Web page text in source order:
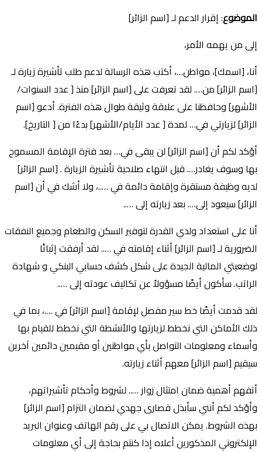
الموضوع: إقرار الدعم لـ [اسم الزائر]
إلى من يهمه الأمر،
أنا، [اسمك]، مواطن…، أكتب هذه الرسالة لدعم طلب تأشيرة زيارة لـ
[اسم الزائر] من…. لقد تعرفت على [اسم الزائر] منذ [ عدد السنوات/
الأشهر] وحافظنا على علاقة وثيقة طوال هذه الفترة. أدعو [اسم
الزائر] لزيارتي في… لمدة [ عدد الأيام/الأشهر] بدءًا من [ التاريخ].
أؤكد لكم أن [اسم الزائر] لن يبقى في… بعد فترة الإقامة المسموح
بها وسوف يغادر…. قبل انتهاء صلاحية تأشيرة الزيارة . [اسم الزائر]
لديه وظيفة مستقرة وإقامة دائمة في …..، ولا أشك في أن [اسم
الزائر] سيعود إلى…. بعد زيارته إلى …..
أنا على استعداد ولدي القدرة لتوفير السكن والطعام وجميع النفقات
الضرورية لـ [اسم الزائر] أثناء إقامته في ….. لقد أرفقت إثباتًا
لوضعيتي المالية الجيدة على شكل كشف حسابي البنكي و شهادة
الراتب. سأكون أيضًا مسؤولاً عن تكاليف عودته إلى …..
لقد قدمت أيضًا خط سير مفصل لإقامة [اسم الزائر] في ….، بما في
ذلك الأماكن التي نخطط لزيارتها والأنشطة التي نخطط للقيام بها
وأسماء ومعلومات التواصل بأي مواطنين أو مقيمين دائمين آخرين
سيقيم [اسم الزائر] معهم أثناء زيارته.
أتفهم أهمية ضمان امتثال زوار ….. لشروط وأحكام تأشيراتهم،
وأؤكد لكم أنني سأبذل قصارى جهدي لضمان التزام [اسم الزائر]
بهذه الشروط. يمكن الاتصال بي على رقم الهاتف وعنوان البريد
الإلكتروني المذكورين أعلاه إذا كنتم بحاجة إلى أي معلومات